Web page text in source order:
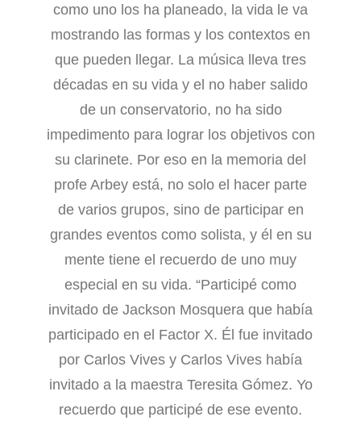
como uno los ha planeado, la vida le va
mostrando las formas y los contextos en
que pueden llegar. La música lleva tres
décadas en su vida y el no haber salido
de un conservatorio, no ha sido
impedimento para lograr los objetivos con
su clarinete. Por eso en la memoria del
profe Arbey está, no solo el hacer parte
de varios grupos, sino de participar en
grandes eventos como solista, y él en su
mente tiene el recuerdo de uno muy
especial en su vida. “Participé como
invitado de Jackson Mosquera que había
participado en el Factor X. Él fue invitado
por Carlos Vives y Carlos Vives había
invitado a la maestra Teresita Gómez. Yo
recuerdo que participé de ese evento.